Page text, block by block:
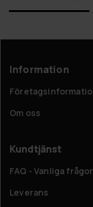
Information
Om oss
Kundtjänst
FAQ - Vanliga frågor
Leverans